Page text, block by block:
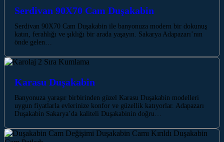
Serdivan 90X70 Cam Duşakabin
Serdivan 90X70 Cam Duşakabin ile banyonuza modern bir dokunuş
katın, ferahlığı ve şıklığı bir arada yaşayın. Sakarya Adapazarı’nın
önde gelen…
Karasu Duşakabin
Banyonuza yaraşır birbirinden güzel Karasu Duşakabin modelleri
uygun fiyatlarla evlerinize konfor ve güzellik katıyorlar. Adapazarı
Duşakabin Sakarya’da kaliteli Duşakabinin doğru…